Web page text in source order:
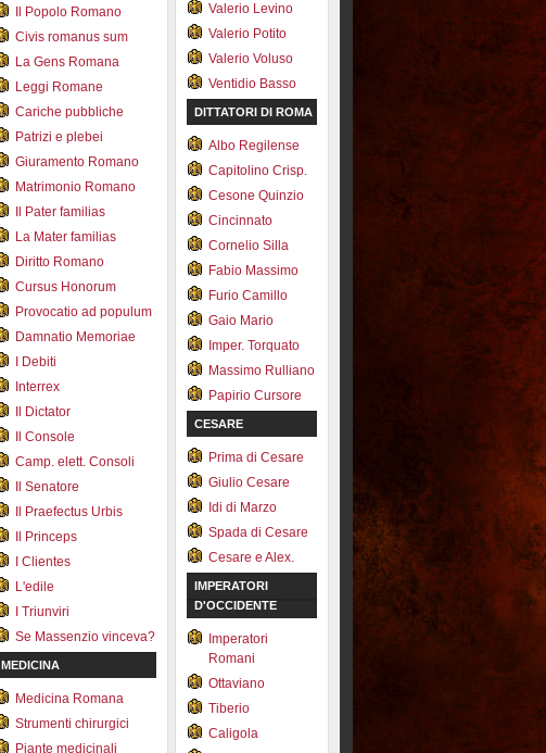
Il Popolo Romano
Civis romanus sum
La Gens Romana
Leggi Romane
Cariche pubbliche
Patrizi e plebei
Giuramento Romano
Matrimonio Romano
Il Pater familias
La Mater familias
Diritto Romano
Cursus Honorum
Provocatio ad populum
Damnatio Memoriae
I Debiti
Interrex
Il Dictator
Il Console
Camp. elett. Consoli
Il Senatore
Il Praefectus Urbis
Il Princeps
I Clientes
L'edile
I Triunviri
Se Massenzio vinceva?
MEDICINA
Medicina Romana
Strumenti chirurgici
Piante medicinali
Valerio Levino
Valerio Potito
Valerio Voluso
Ventidio Basso
DITTATORI DI ROMA
Albo Regilense
Capitolino Crisp.
Cesone Quinzio
Cincinnato
Cornelio Silla
Fabio Massimo
Furio Camillo
Gaio Mario
Imper. Torquato
Massimo Rulliano
Papirio Cursore
CESARE
Prima di Cesare
Giulio Cesare
Idi di Marzo
Spada di Cesare
Cesare e Alex.
IMPERATORI
D'OCCIDENTE
Imperatori
Romani
Ottaviano
Tiberio
Caligola